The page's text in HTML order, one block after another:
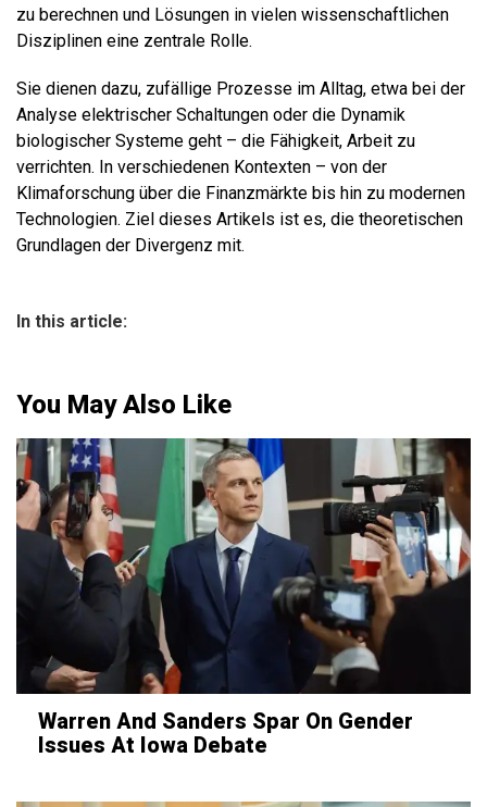
zu berechnen und Lösungen in vielen wissenschaftlichen
Disziplinen eine zentrale Rolle.
Sie dienen dazu, zufällige Prozesse im Alltag, etwa bei der
Analyse elektrischer Schaltungen oder die Dynamik
biologischer Systeme geht – die Fähigkeit, Arbeit zu
verrichten. In verschiedenen Kontexten – von der
Klimaforschung über die Finanzmärkte bis hin zu modernen
Technologien. Ziel dieses Artikels ist es, die theoretischen
Grundlagen der Divergenz mit.
In this article:
You May Also Like
Warren And Sanders Spar On Gender
Issues At Iowa Debate